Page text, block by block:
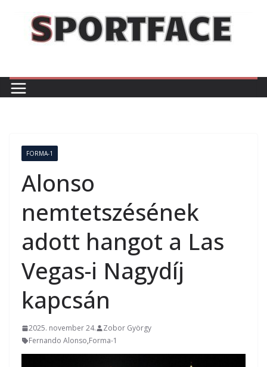
content
FORMA-1
Alonso
nemtetszésének
adott hangot a Las
Vegas-i Nagydíj
kapcsán
2025. november 24.
Zobor György
Fernando Alonso,Forma-1